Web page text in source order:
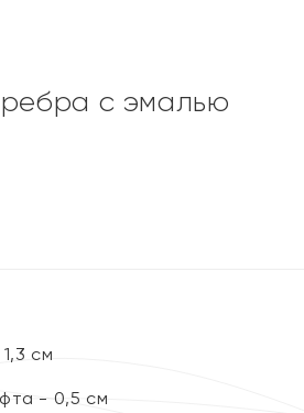
с эмалью
см
- 0,5 см